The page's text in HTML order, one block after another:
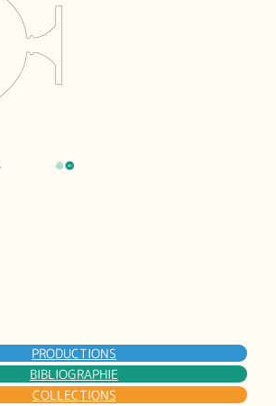
PRODUCTIONS
BIBLIOGRAPHIE
COLLECTIONS